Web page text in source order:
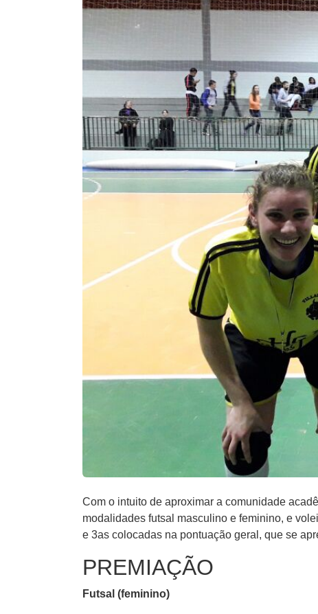
Com o intuito de aproximar a comunidade
modalidades futsal masculino e feminino, e
e 3as colocadas na pontuação geral, que se
PREMIAÇÃO
Futsal (feminino)